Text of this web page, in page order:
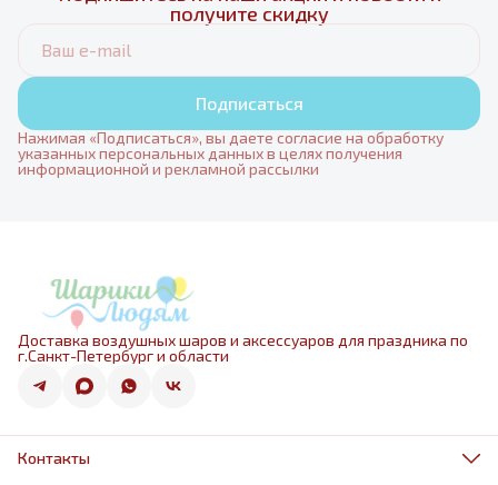
получите скидку
Подписаться
Нажимая «Подписаться», вы даете согласие на обработку
указанных персональных данных в целях получения
информационной и рекламной рассылки
Доставка воздушных шаров и аксессуаров для праздника по
г.Санкт-Петербург и области
Контакты